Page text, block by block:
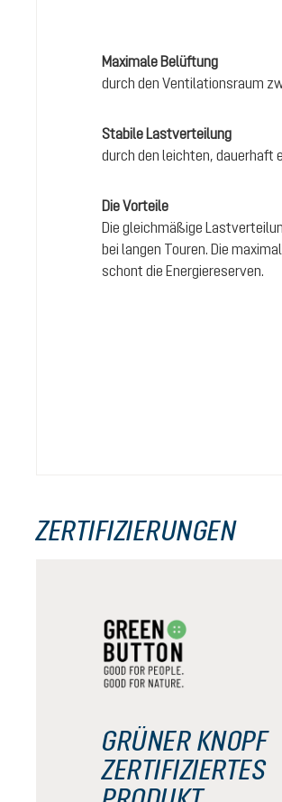
Maximale Belüftung
durch den Ventilationsraum
Stabile Lastverteilung
durch den leichten, dauerhaft
Die Vorteile
Die gleichmäßige
bei langen Touren. Die
schont die Energiereserven.
ZERTIFIZIERUNGEN
GRÜNER KNOPF
ZERTIFIZIERTES